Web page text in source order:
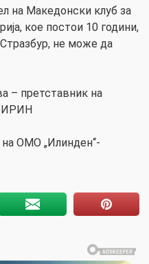
на Македонски клуб за
кое постои 10 години,
не може да
– претставник на
на ОМО „Илинден“-